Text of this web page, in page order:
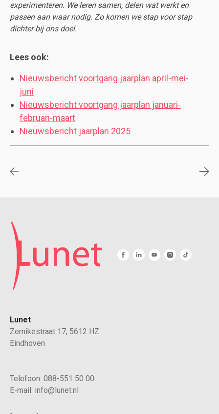
experimenteren. We leren samen, delen wat werkt en
passen aan waar nodig. Zo komen we stap voor stap
dichter bij ons doel.
Lees ook:
Nieuwsbericht voortgang jaarplan april-mei-
juni
Nieuwsbericht voortgang jaarplan januari-
februari-maart
Nieuwsbericht jaarplan 2025
Lunet
Zernikestraat 17, 5612 HZ
Eindhoven
Telefoon: 088-551 50 00
E-mail: info@lunet.nl